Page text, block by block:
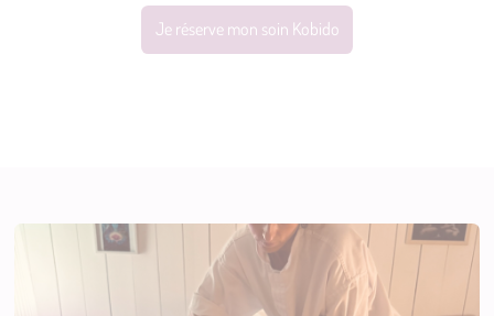
Je réserve mon soin Kobido